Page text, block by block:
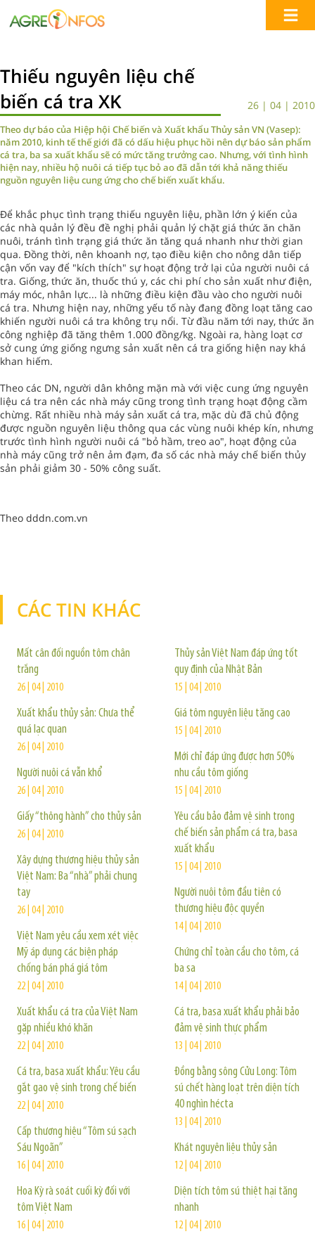
Thiếu nguyên liệu chế
biến cá tra XK
26 | 04 | 2010
Theo dự báo của Hiệp hội Chế biến và Xuất khẩu Thủy sản VN (Vasep):
năm 2010, kinh tế thế giới đã có dấu hiệu phục hồi nên dự báo sản phẩm
cá tra, ba sa xuất khẩu sẽ có mức tăng trưởng cao. Nhưng, với tình hình
hiện nay, nhiều hộ nuôi cá tiếp tục bỏ ao đã dẫn tới khả năng thiếu
nguồn nguyên liệu cung ứng cho chế biến xuất khẩu.
Để khắc phục tình trạng thiếu nguyên liệu, phần lớn ý kiến của
các nhà quản lý đều đề nghị phải quản lý chặt giá thức ăn chăn
nuôi, tránh tình trạng giá thức ăn tăng quá nhanh như thời gian
qua. Đồng thời, nên khoanh nợ, tạo điều kiện cho nông dân tiếp
cận vốn vay để "kích thích" sự hoạt động trở lại của người nuôi cá
tra. Giống, thức ăn, thuốc thú y, các chi phí cho sản xuất như điện,
máy móc, nhân lực... là những điều kiện đầu vào cho người nuôi
cá tra. Nhưng hiện nay, những yếu tố này đang đồng loạt tăng cao
khiến người nuôi cá tra không trụ nổi. Từ đầu năm tới nay, thức ăn
công nghiệp đã tăng thêm 1.000 đồng/kg. Ngoài ra, hàng loạt cơ
sở cung ứng giống ngưng sản xuất nên cá tra giống hiện nay khá
khan hiếm.
Theo các DN, người dân không mặn mà với việc cung ứng nguyên
liệu cá tra nên các nhà máy cũng trong tình trạng hoạt động cầm
chừng. Rất nhiều nhà máy sản xuất cá tra, mặc dù đã chủ động
được nguồn nguyên liệu thông qua các vùng nuôi khép kín, nhưng
trước tình hình người nuôi cá "bỏ hầm, treo ao", hoạt động của
nhà máy cũng trở nên ảm đạm, đa số các nhà máy chế biến thủy
sản phải giảm 30 - 50% công suất.
Theo dddn.com.vn
CÁC TIN KHÁC
Mất cân đối nguồn tôm chân
trắng
26 | 04 | 2010
Xuất khẩu thủy sản: Chưa thể
quá lạc quan
26 | 04 | 2010
Người nuôi cá vẫn khổ
26 | 04 | 2010
Giấy “thông hành” cho thủy sản
26 | 04 | 2010
Xây dựng thương hiệu thủy sản
Việt Nam: Ba “nhà” phải chung
tay
26 | 04 | 2010
Việt Nam yêu cầu xem xét việc
Mỹ áp dụng các biện pháp
chống bán phá giá tôm
22 | 04 | 2010
Xuất khẩu cá tra của Việt Nam
gặp nhiều khó khăn
22 | 04 | 2010
Cá tra, basa xuất khẩu: Yêu cầu
gắt gao vệ sinh trong chế biến
22 | 04 | 2010
Cấp thương hiệu “Tôm sú sạch
Sáu Ngoãn”
16 | 04 | 2010
Hoa Kỳ rà soát cuối kỳ đối với
tôm Việt Nam
16 | 04 | 2010
Thủy sản Việt Nam đáp ứng tốt
quy định của Nhật Bản
15 | 04 | 2010
Giá tôm nguyên liệu tăng cao
15 | 04 | 2010
Mới chỉ đáp ứng được hơn 50%
nhu cầu tôm giống
15 | 04 | 2010
Yêu cầu bảo đảm vệ sinh trong
chế biến sản phẩm cá tra, basa
xuất khẩu
15 | 04 | 2010
Người nuôi tôm đầu tiên có
thương hiệu độc quyền
14 | 04 | 2010
Chứng chỉ toàn cầu cho tôm, cá
ba sa
14 | 04 | 2010
Cá tra, basa xuất khẩu phải bảo
đảm vệ sinh thực phẩm
13 | 04 | 2010
Đồng bằng sông Cửu Long: Tôm
sú chết hàng loạt trên diện tích
40 nghìn hécta
13 | 04 | 2010
Khát nguyên liệu thủy sản
12 | 04 | 2010
Diện tích tôm sú thiệt hại tăng
nhanh
12 | 04 | 2010